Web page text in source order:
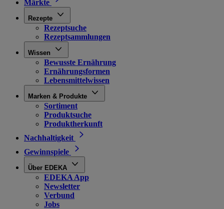
Märkte
Rezepte
Rezeptsuche
Rezeptsammlungen
Wissen
Bewusste Ernährung
Ernährungsformen
Lebensmittelwissen
Marken & Produkte
Sortiment
Produktsuche
Produktherkunft
Nachhaltigkeit
Gewinnspiele
Über EDEKA
EDEKA App
Newsletter
Verbund
Jobs